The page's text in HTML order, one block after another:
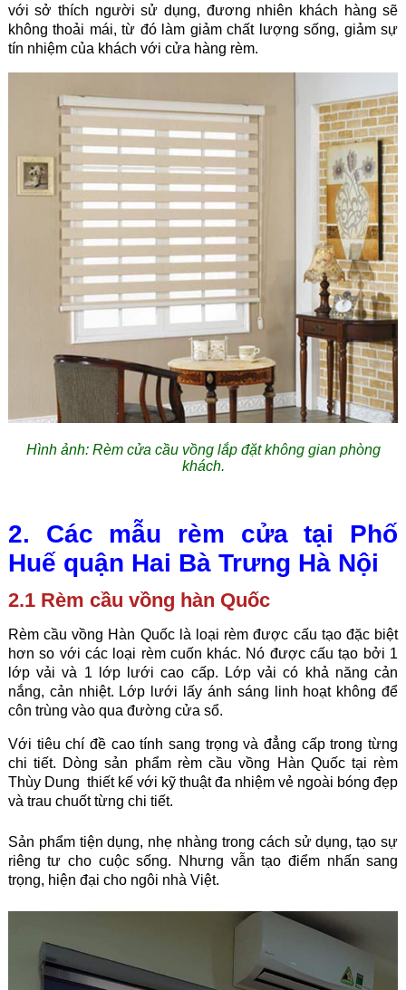
với sở thích người sử dụng, đương nhiên khách hàng sẽ
không thoải mái, từ đó làm giảm chất lượng sống, giảm sự
tín nhiệm của khách với cửa hàng rèm.
Hình ảnh: Rèm cửa cầu vồng lắp đặt không gian phòng
khách.
2. Các mẫu rèm cửa tại Phố
Huế quận Hai Bà Trưng Hà Nội
2.1 Rèm cầu vồng hàn Quốc
Rèm cầu vồng Hàn Quốclà loại rèm được cấu tạo đặc biệt
hơn so với các loại rèm cuốn khác. Nó được cấu tạo bởi 1
lớp vải và 1 lớp lưới cao cấp. Lớp vải có khả năng cản
nắng, cản nhiệt. Lớp lưới lấy ánh sáng linh hoạt không để
côn trùng vào qua đường cửa sổ.
Với tiêu chí đề cao tính sang trọng và đẳng cấp trong từng
chi tiết. Dòng sản phẩm rèm cầu vồng Hàn Quốc tại rèm
Thùy Dung thiết kế với kỹ thuật đa nhiệm vẻ ngoài bóng đẹp
và trau chuốt từng chi tiết.
Sản phẩm tiện dụng, nhẹ nhàng trong cách sử dụng, tạo sự
riêng tư cho cuộc sống. Nhưng vẫn tạo điểm nhấn sang
trọng, hiện đại cho ngôi nhà Việt.